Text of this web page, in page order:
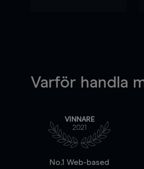
Varför handla
VINNARE
2021
No.1 Web-based